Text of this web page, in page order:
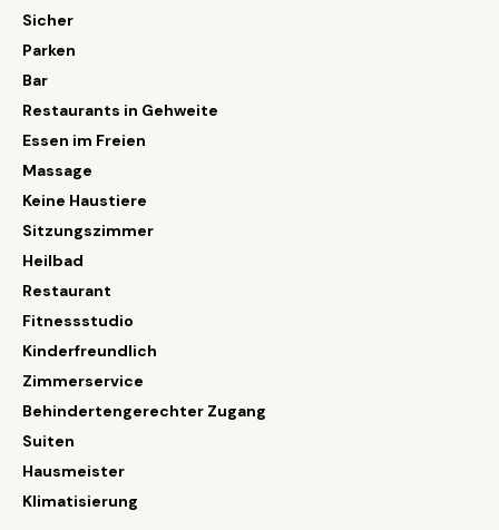
Sicher
Parken
Bar
Restaurants in Gehweite
Essen im Freien
Massage
Keine Haustiere
Sitzungszimmer
Heilbad
Restaurant
Fitnessstudio
Kinderfreundlich
Zimmerservice
Behindertengerechter Zugang
Suiten
Hausmeister
Klimatisierung